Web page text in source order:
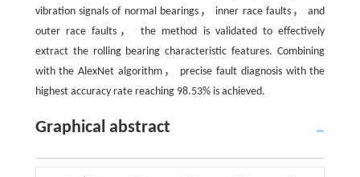
vibration signals of normal bearings， inner race faults， and
outer race faults， the method is validated to effectively
extract the rolling bearing characteristic features. Combining
with the AlexNet algorithm， precise fault diagnosis with the
highest accuracy rate reaching 98.53% is achieved.
Graphical abstract